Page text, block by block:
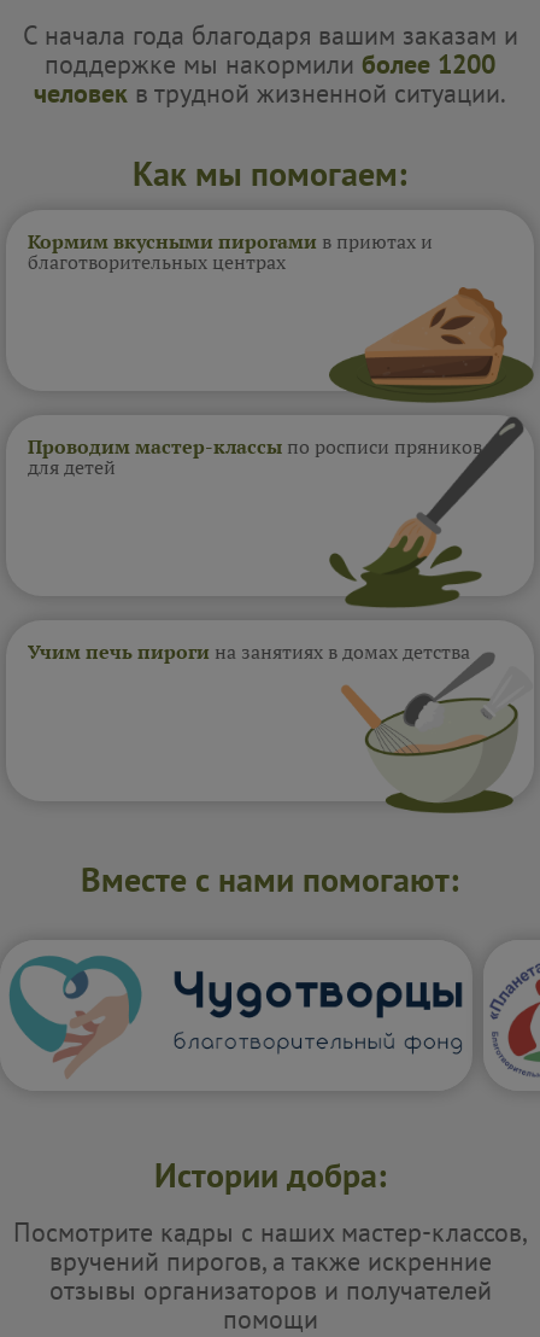
С начала года благодаря вашим заказам и
поддержке мы накормили более 1200
человек в трудной жизненной ситуации.
Как мы помогаем:
Кормим вкусными пирогами в приютах и
благотворительных центрах
Проводим мастер-классы по росписи пряников
для детей
Учим печь пироги на занятиях в домахдетства
Вместе с нами помогают:
Истории добра:
Посмотрите кадры с наших мастер-классов,
вручений пирогов, а также искренние
отзывы организаторов и получателей
помощи